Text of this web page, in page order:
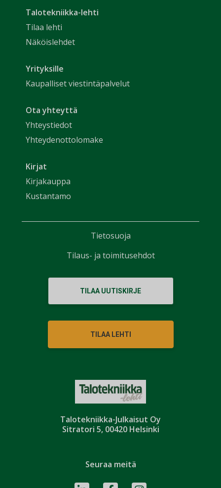
Talotekniikka-Julkaisut Oy
Sitratori 5, 00420 Helsinki
Talotekniikka-lehti
Tilaa lehti
Näköislehdet
Yrityksille
Kaupalliset viestintäpalvelut
Ota yhteyttä
Yhteystiedot
Yhteydenottolomake
Kirjat
Kirjakauppa
Kustantamo
TILAA UUTISKIRJE
TILAA LEHTI
Seuraa meitä
Tietosuoja
Tilaus- ja toimitusehdot